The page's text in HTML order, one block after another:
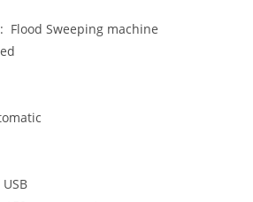
Flood Sweeping machine